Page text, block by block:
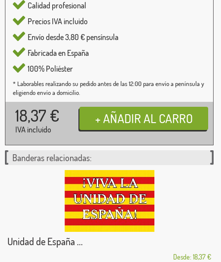
Calidad profesional
Precios IVA incluido
Envío desde 3,80 € pensínsula
Fabricada en España
100% Poliéster
* Laborables realizando su pedido antes de las 12:00 para envío a península y
eligiendo envío a domicilio.
18,37 €
IVA incluido
Banderas relacionadas:
Unidad de España ...
Desde: 18,37 €